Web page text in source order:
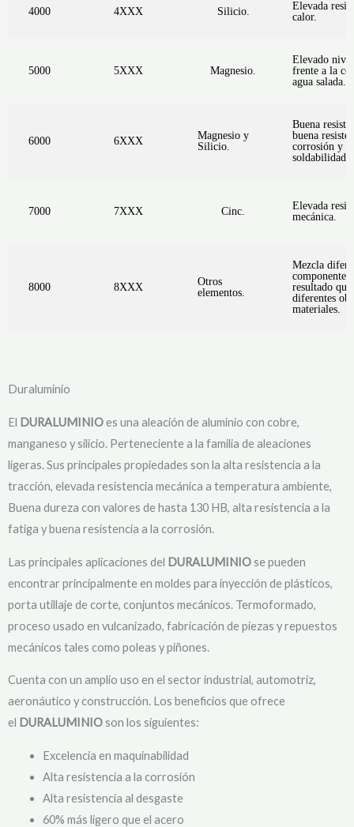
4000 4XXX Silicio.
Elevada
calor.
5000 5XXX Magnesio.
Elevado
frente a la
agua salada.
6000 6XXX
Magnesio y
Silicio.
Buena
buena
corrosión y
soldabilidad.
7000 7XXX Cinc.
Elevada
mecánica.
8000 8XXX
Otros
elementos.
Mezcla
componentes
resultado que
diferentes
materiales.
Duraluminio
El DURALUMINIOes una aleación de aluminio con cobre,
manganeso y silicio. Perteneciente a la familia de aleaciones
ligeras. Sus principales propiedades son la alta resistencia a la
tracción, elevada resistencia mecánica a temperatura ambiente,
Buena dureza con valores de hasta 130 HB, alta resistencia a la
fatiga y buena resistencia a la corrosión.
Las principales aplicaciones del DURALUMINIOse pueden
encontrar principalmente en moldes para inyección de plásticos,
porta utillaje de corte, conjuntos mecánicos. Termoformado,
proceso usado en vulcanizado, fabricación de piezas y repuestos
mecánicos tales como poleas y piñones.
Cuenta con un amplio uso en el sector industrial, automotriz,
aeronáutico y construcción. Los beneficios que ofrece
el DURALUMINIOson los siguientes:
Excelencia en maquinabilidad
Alta resistencia a la corrosión
Alta resistencia al desgaste
60% más ligero que el acero